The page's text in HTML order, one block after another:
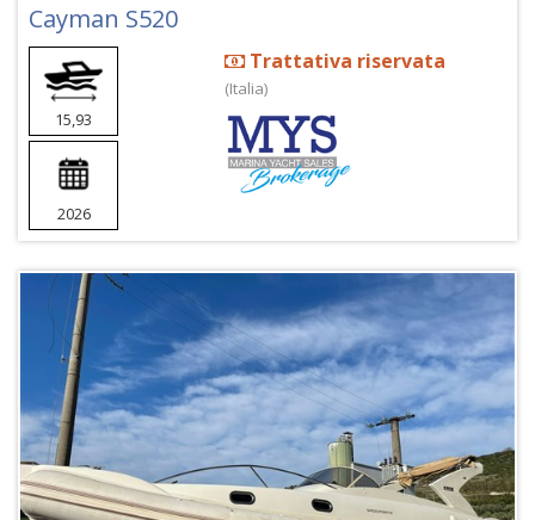
Cayman S520
15,93
2026
Trattativa riservata
(Italia)